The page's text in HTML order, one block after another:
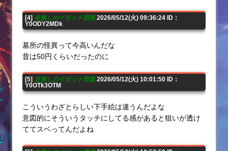
[4] 名無しのイゼット団員2026/05/12(火) 09:36:24 ID：
Y0ODY2MDk
墓所の怪異って今高いんだな
昔は50円くらいだったのに
[5] 名無しのイゼット団員2026/05/12(火) 10:01:50 ID：
Y0OTk3OTM
こういうわざとらしい下手絵は違うんだよな
意図的にそういうタッチにしてる感があると狙いが透け
ててスベってんだよね